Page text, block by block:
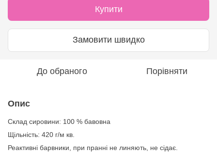
Купити
Замовити швидко
До обраного Порівняти
Опис
Склад сировини: 100 % бавовна
Щільність: 420 г/м кв.
Реактивні барвники, при пранні не линяють, не сідає.